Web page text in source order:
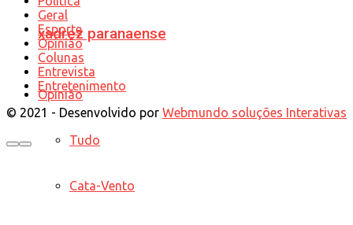
xadrez paranaense
Opinião
Tudo
Cata-Vento
Geral
Esporte
Opinião
Colunas
Entrevista
Entretenimento
© 2021 - Desenvolvido por Webmundo soluções Interativas